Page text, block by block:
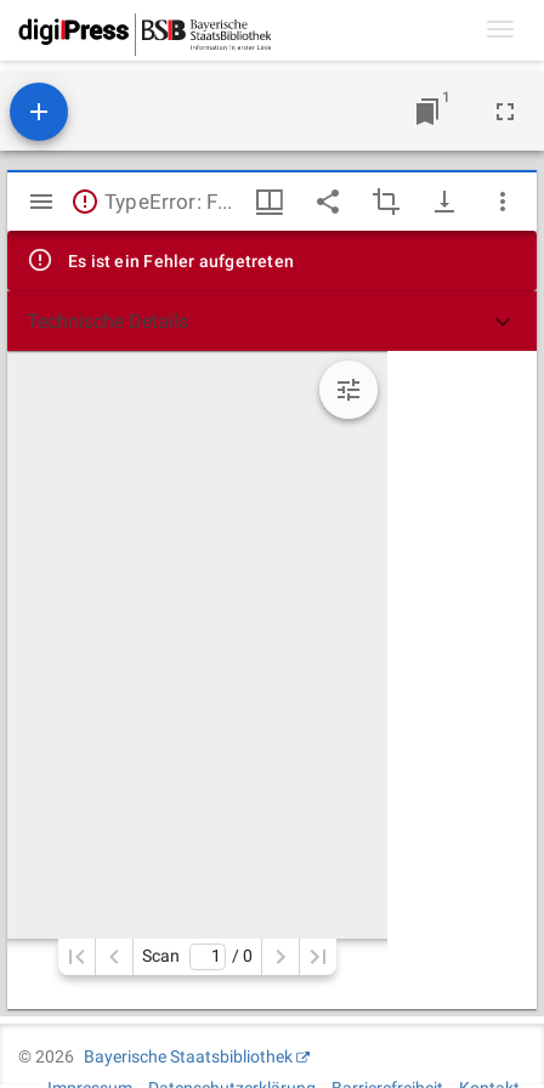
1
Mirador
Viewer
TypeError: Failed to fetch
Es ist ein Fehler aufgetreten
Technische Details
Scan / 0
©2026
Bayerische Staatsbibliothek